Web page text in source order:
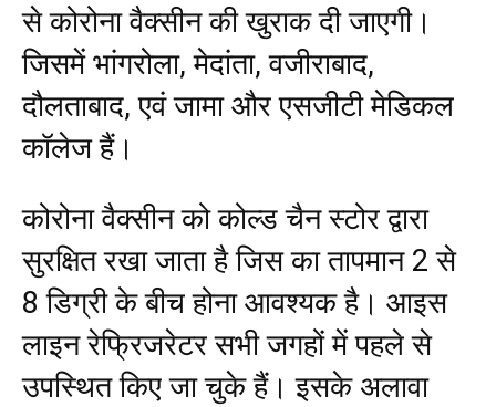
से कोरोना वैक्सीन की खुराक दी जाएगी।
जिसमें भांगरोला, मेदांता, वजीराबाद,
दौलताबाद, एवं जामा और एसजीटी मेडिकल
कॉलेज हैं।
कोरोना वैक्सीन को कोल्ड चैन स्टोर द्वारा
सुरक्षित रखा जाता है जिस का तापमान 2 से
8 डिग्री के बीच होना आवश्यक है। आइस
लाइन रेफ्रिजरेटर सभी जगहों में पहले से
उपस्थित किए जा चुके हैं। इसके अलावा